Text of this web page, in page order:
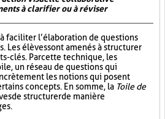
à clarifier ou à réviser
faciliter l’élaboration de questions
Les élèves sont amenés à structurer
clés. Par cette technique, les
un réseau de questions qui
les notions qui posent
concepts. En somme, la Toile de
de structurer de manière